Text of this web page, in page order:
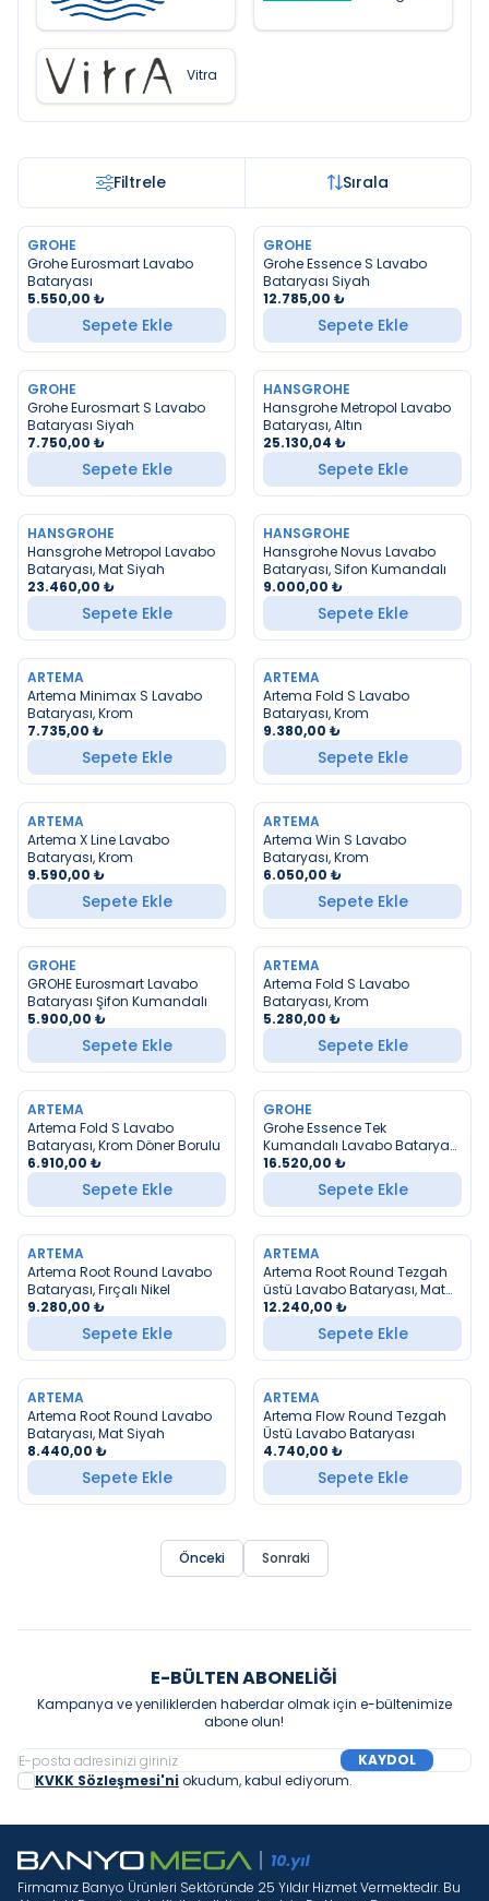
Vitra
Filtrele Sırala
YENI
GROHE
Grohe Eurosmart Lavabo
Bataryası
5.550,00 ₺
Sepete Ekle
YENI
GROHE
Grohe Essence S Lavabo
Bataryası Siyah
12.785,00 ₺
Sepete Ekle
YENI
GROHE
Grohe Eurosmart S Lavabo
Bataryası Siyah
7.750,00 ₺
Sepete Ekle
YENI
HANSGROHE
Hansgrohe Metropol Lavabo
Bataryası, Altın
25.130,04 ₺
Sepete Ekle
YENI
HANSGROHE
Hansgrohe Metropol Lavabo
Bataryası, Mat Siyah
23.460,00 ₺
Sepete Ekle
YENI
HANSGROHE
Hansgrohe Novus Lavabo
Bataryası, Sifon Kumandalı
9.000,00 ₺
Sepete Ekle
YENI
ARTEMA
Artema Minimax S Lavabo
Bataryası, Krom
7.735,00 ₺
Sepete Ekle
YENI
ARTEMA
Artema Fold S Lavabo
Bataryası, Krom
9.380,00 ₺
Sepete Ekle
YENI
ARTEMA
Artema X Line Lavabo
Bataryası, Krom
9.590,00 ₺
Sepete Ekle
YENI
ARTEMA
Artema Win S Lavabo
Bataryası, Krom
6.050,00 ₺
Sepete Ekle
YENI
GROHE
GROHE Eurosmart Lavabo
Bataryası Şifon Kumandalı
5.900,00 ₺
Sepete Ekle
YENI
ARTEMA
Artema Fold S Lavabo
Bataryası, Krom
5.280,00 ₺
Sepete Ekle
YENI
ARTEMA
Artema Fold S Lavabo
Bataryası, Krom Döner Borulu
6.910,00 ₺
Sepete Ekle
YENI
GROHE
Grohe Essence Tek
Kumandalı Lavabo Bataryası
1/2″ L-Boyut Siyah
16.520,00 ₺
Sepete Ekle
YENI
ARTEMA
Artema Root Round Lavabo
Bataryası, Fırçalı Nikel
9.280,00 ₺
Sepete Ekle
YENI
ARTEMA
Artema Root Round Tezgah
üstü Lavabo Bataryası, Mat
Siyah
12.240,00 ₺
Sepete Ekle
YENI
ARTEMA
Artema Root Round Lavabo
Bataryası, Mat Siyah
8.440,00 ₺
Sepete Ekle
YENI
ARTEMA
Artema Flow Round Tezgah
Üstü Lavabo Bataryası
4.740,00 ₺
Sepete Ekle
Önceki Sonraki
E-BÜLTEN ABONELIĞI
Kampanya ve yeniliklerden haberdar olmak için e-bültenimize
abone olun!
KAYDOL
KVKK Sözleşmesi'ni okudum, kabul ediyorum.
Firmamız Banyo Ürünleri Sektöründe 25 Yıldır Hizmet Vermektedir. Bu